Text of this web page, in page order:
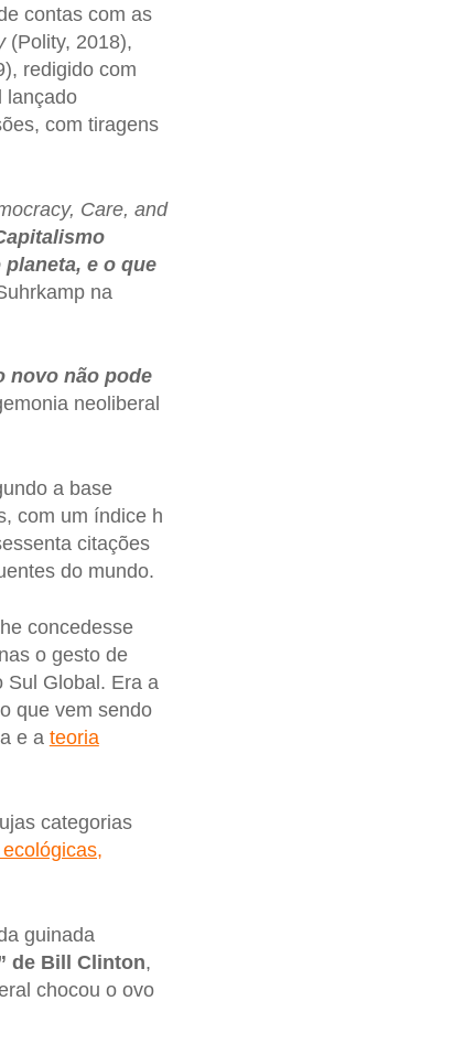
contas com as
(Polity, 2018),
redigido com
lançado
com tiragens
Care, and
e o que
na
novo não pode
neoliberal
a base
com um índice h
citações
do mundo.
concedesse
o gesto de
Sul Global. Era a
que vem sendo
e a teoria
categorias
guinada
de Bill Clinton,
chocou o ovo